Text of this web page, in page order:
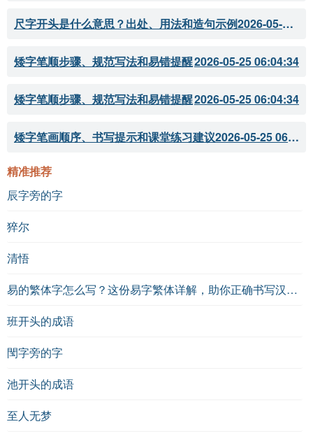
尺字开头是什么意思？出处、用法和造句示例 2026-05-28 18:18:05
矮字笔顺步骤、规范写法和易错提醒2026-05-25 06:04:34
矮字笔顺步骤、规范写法和易错提醒2026-05-25 06:04:34
矮字笔画顺序、书写提示和课堂练习建议 2026-05-25 06:04:33
精准推荐
辰字旁的字
猝尔
清悟
易的繁体字怎么写？这份易字繁体详解，助你正确书写汉字_汉字繁体学习
班开头的成语
閠字旁的字
池开头的成语
至人无梦